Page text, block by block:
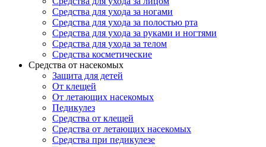
Средства для ухода за ногами
Средства для ухода за полостью рта
Средства для ухода за руками и ногтями
Средства для ухода за телом
Средства косметические
Средства от насекомых
Защита для детей
От клещей
От летающих насекомых
Педикулез
Средства от клещей
Средства от летающих насекомых
Средства при педикулезе